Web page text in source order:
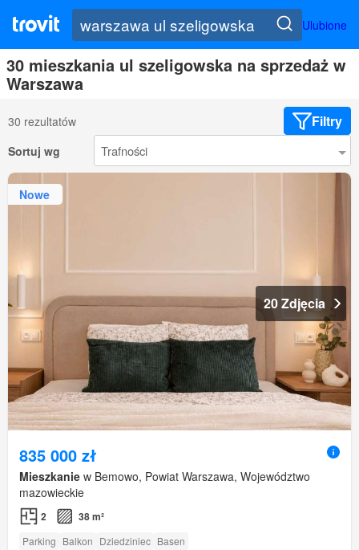
Ulubione
30 mieszkania ul szeligowska na sprzedaż w
Warszawa
30 rezultatów Filtry
Sortuj wg
Nowe
20 Zdjęcia
835 000 zł
Mieszkanie w Bemowo, Powiat Warszawa, Województwo
mazowieckie
2 38 m²
Parking Balkon Dziedziniec Basen